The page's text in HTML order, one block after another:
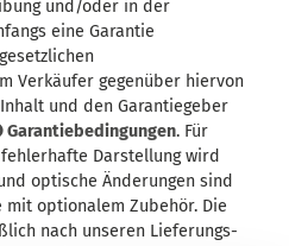
und/oder in der
eine Garantie
Verkäufer gegenüber hiervon
und den Garantiegeber
Garantiebedingungen. Für
Darstellung wird
optische Änderungen sind
optionalem Zubehör. Die
nach unseren Lieferungs-